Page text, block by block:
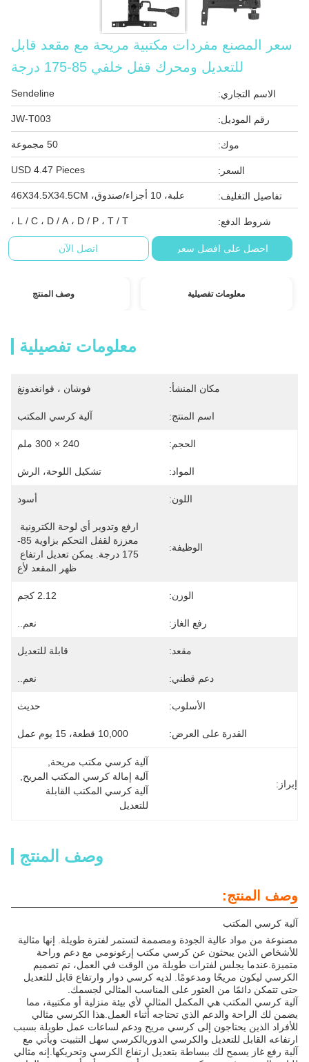
سعر المصنع مفردات مكتبية مريحة مع مقعد قابل
للتعديل ومحرك قفل خلفي 85-175 درجة
الاسم التجاري: Sendeline
رقم الموديل: JW-T003
موك: 50 مجموعة
السعر: USD 4.47 Pieces
تفاصيل التغليف: علبة، 10 أجزاء/صندوق، 46X34.5X34.5CM
شروط الدفع: L / C ، D / A ، D / P ، T / T ،
احصل على افضل سعر اتصل الآن
معلومات تفصيلية وصف المنتج
معلومات تفصيلية
مكان المنشأ: فوشان ، قوانغدونغ
اسم المنتج: آلية كرسي المكتب
الحجم: 240 × 300 ملم
المواد: تشكيل اللوحة، الرش
اللون: أسود
الوظيفة:
معززة لقفل التحكم بزاوية 85-
ظهر المقعد لأع
الوزن: 2.12 كجم
رفع الغاز: نعم..
مقعد: قابلة للتعديل
دعم قطني: نعم..
الأسلوب: حديث
القدرة على العرض: 10,000 قطعة، 15 يوم عمل
إبراز:
آلية كرسي مكتب مريحة
آلية إمالة كرسي المكتب المريح
للتعديل
وصف المنتج
وصف المنتج:
آلية كرسي المكتب
مصنوعة من مواد عالية الجودة ومصممة لتستمر لفترة طويلة. إنها مثالية
للأشخاص الذين يبحثون عن كرسي مكتب إرغونومي مع دعم وراحة
متميزة.عندما يجلس لفترات طويلة من الوقت في العمل، تم تصميم
الكرسي ليكون مريحًا ومدعومًا. لديه كرسي دوار وارتفاع قابل للتعديل
حتى تتمكن دائمًا من العثور على المناسب المثالي لجسمك.
آلية كرسي المكتب هي المكمل المثالي لأي بيئة منزلية أو مكتبية، مما
يضمن لك الراحة والدعم الذي تحتاجه أثناء العمل.هذا الكرسي مثالي
للأفراد الذين يحتاجون إلى كرسي مريح ودعم لساعات عمل طويلة بسبب
ارتفاعه القابل للتعديل والكرسي الدوريالكرسي سهل التثبيت ويأتي مع
آلية رفع غاز يسمح لك ببساطة بتعديل ارتفاع الكرسي وتحريكها.إنه مثالي